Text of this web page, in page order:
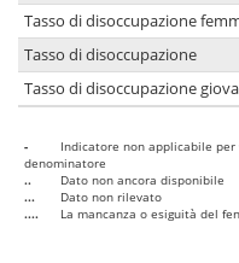
Tasso di disoccupazione
Tasso di disoccupazione
Tasso di disoccupazione
-
Indicatore non applicabile
denominatore
..
Dato non ancora disponibile
...
Dato non rilevato
....
La mancanza o esiguità del